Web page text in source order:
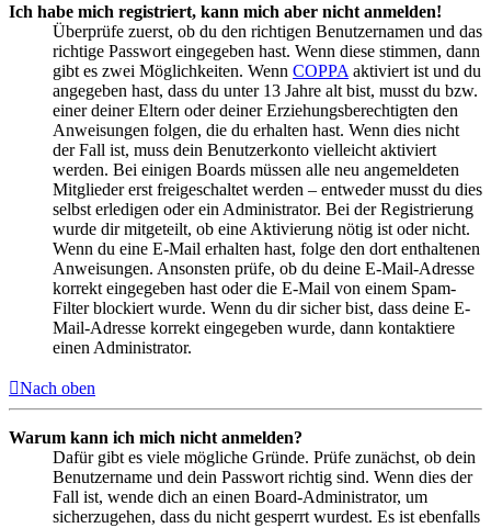
Ich habe mich registriert, kann mich aber nicht anmelden!
Überprüfe zuerst, ob du den richtigen Benutzernamen und das
richtige Passwort eingegeben hast. Wenn diese stimmen, dann
gibt es zwei Möglichkeiten. Wenn COPPA aktiviert ist und du
angegeben hast, dass du unter 13 Jahre alt bist, musst du bzw.
einer deiner Eltern oder deiner Erziehungsberechtigten den
Anweisungen folgen, die du erhalten hast. Wenn dies nicht
der Fall ist, muss dein Benutzerkonto vielleicht aktiviert
werden. Bei einigen Boards müssen alle neu angemeldeten
Mitglieder erst freigeschaltet werden – entweder musst du dies
selbst erledigen oder ein Administrator. Bei der Registrierung
wurde dir mitgeteilt, ob eine Aktivierung nötig ist oder nicht.
Wenn du eine E-Mail erhalten hast, folge den dort enthaltenen
Anweisungen. Ansonsten prüfe, ob du deine E-Mail-Adresse
korrekt eingegeben hast oder die E-Mail von einem Spam-
Filter blockiert wurde. Wenn du dir sicher bist, dass deine E-
Mail-Adresse korrekt eingegeben wurde, dann kontaktiere
einen Administrator.
Nach oben
Warum kann ich mich nicht anmelden?
Dafür gibt es viele mögliche Gründe. Prüfe zunächst, ob dein
Benutzername und dein Passwort richtig sind. Wenn dies der
Fall ist, wende dich an einen Board-Administrator, um
sicherzugehen, dass du nicht gesperrt wurdest. Es ist ebenfalls